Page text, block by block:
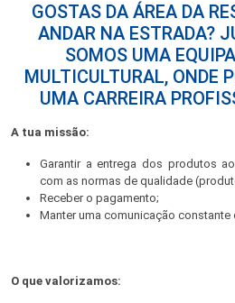
GOSTAS DA ÁREA DA
ANDAR NA ESTRADA?
SOMOS UMA
MULTICULTURAL, ONDE
UMA CARREIRA
A tua missão:
Garantir a entrega dos produtos
com as normas de qualidade
Receber o pagamento;
Manter uma comunicação constante
O que valorizamos: